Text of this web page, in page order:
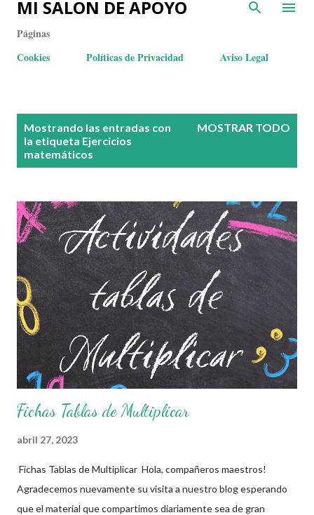
MI SALON DE APOYO
Páginas
Cookies
Políticas de Privacidad Aviso Legal
Mostrando las entradas con
la etiqueta Ejercicios
matemáticos
MOSTRAR TODO
Fichas Tablas de Multiplicar
abril 27, 2023
Fichas Tablas de Multiplicar Hola, compañeros maestros!
Agradecemos nuevamente su visita a nuestro blog esperando
que el material que compartimos diariamente sea de gran